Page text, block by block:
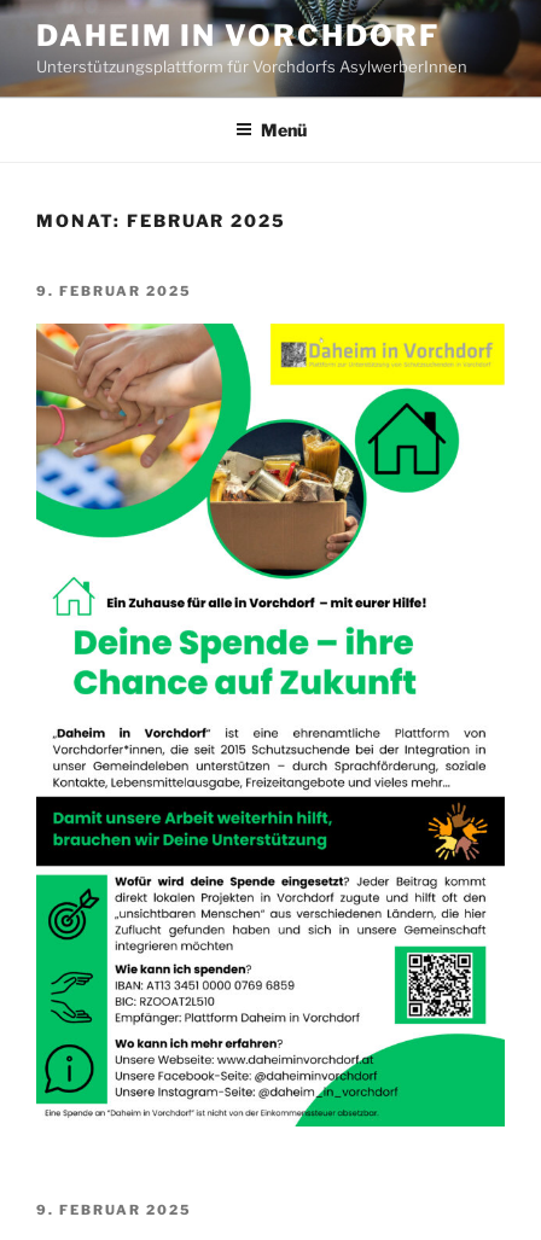
Zum
Inhalt
springen
DAHEIM IN VORCHDORF
Unterstützungsplattform für Vorchdorfs AsylwerberInnen
Menü
MONAT: FEBRUAR 2025
VERÖFFENTLICHT
9. FEBRUAR 2025
VERÖFFENTLICHT
9. FEBRUAR 2025